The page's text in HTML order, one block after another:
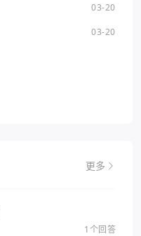
03-20
03-20
更多
1个回答